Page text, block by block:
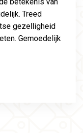
betekenis van
Treed
gezelligheid
Gemoedelijk